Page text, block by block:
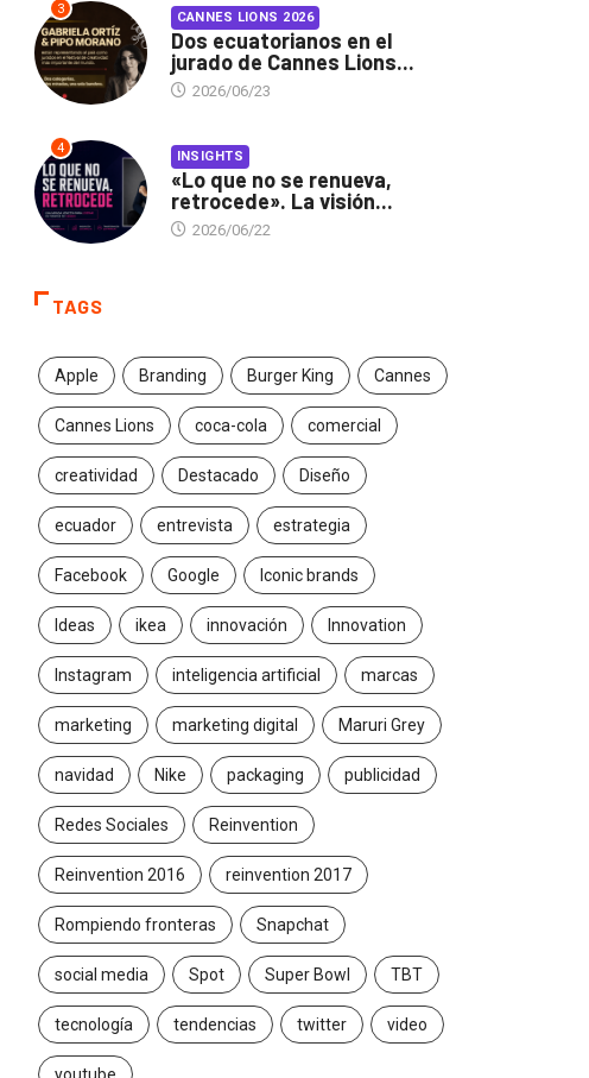
3 CANNES LIONS 2026
Dos ecuatorianos en el
jurado de Cannes Lions...
2026/06/23
4 INSIGHTS
«Lo que no se renueva,
retrocede». La visión...
2026/06/22
TAGS
Apple Branding Burger King Cannes
Cannes Lions coca-cola comercial
creatividad Destacado Diseño
ecuador entrevista estrategia
Facebook Google Iconic brands
Ideas ikea innovación Innovation
Instagram inteligencia artificial marcas
marketing marketing digital Maruri Grey
navidad Nike packaging publicidad
Redes Sociales Reinvention
Reinvention 2016 reinvention 2017
Rompiendo fronteras Snapchat
social media Spot Super Bowl TBT
tecnología tendencias twitter video